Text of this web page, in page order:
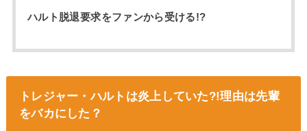
ハルト脱退要求をファンから受ける!?
トレジャー・ハルトは炎上していた?!理由は先輩
をバカにした？